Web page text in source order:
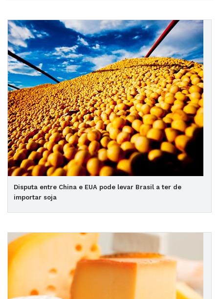
Disputa entre China e EUA pode levar Brasil a ter de
importar soja